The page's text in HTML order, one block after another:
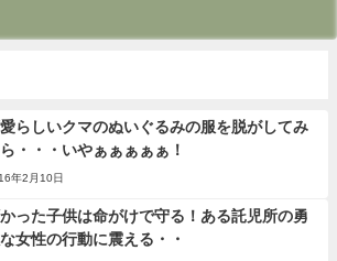
らしいクマのぬいぐるみの服を脱がしてみ
・・・いやぁぁぁぁぁ！
年2月10日
った子供は命がけで守る！ある託児所の勇
女性の行動に震える・・